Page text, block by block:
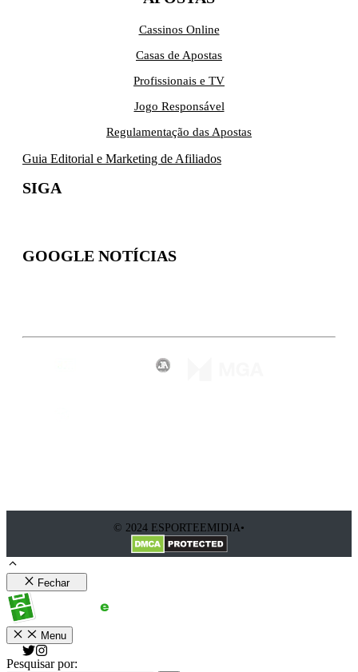
Cassinos Online
Casas de Apostas
Profissionais e TV
Jogo Responsável
Regulamentação das Apostas
Guia Editorial e Marketing de Afiliados
SIGA
GOOGLE NOTÍCIAS
© 2024 ESPORTEEMIDIA•
Fechar
Menu
Pesquisar por: